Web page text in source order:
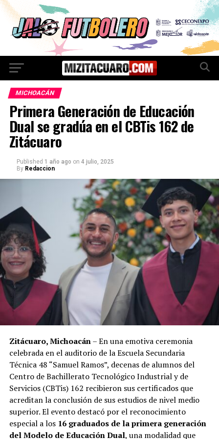
MICHOACÁN
Primera Generación de Educación
Dual se gradúa en el CBTis 162 de
Zitácuaro
Published 1 año ago on 4 julio, 2025
By Redaccion
Zitácuaro, Michoacán– En una emotiva ceremonia
celebrada en el auditorio de la Escuela Secundaria
Técnica 48 “Samuel Ramos”, decenas de alumnos del
Centro de Bachillerato Tecnológico Industrial y de
Servicios (CBTis) 162 recibieron sus certificados que
acreditan la conclusión de sus estudios de nivel medio
superior. El evento destacó por el reconocimiento
especial a los 16 graduados de la primera generación
del Modelo de Educación Dual, una modalidad que